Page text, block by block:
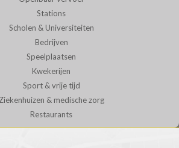
Stations
Scholen & Universiteiten
Bedrijven
Speelplaatsen
Kwekerijen
Sport & vrije tijd
Ziekenhuizen & medische zorg
Restaurants